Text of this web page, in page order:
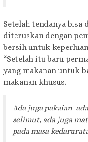
Setelah tendanya bisa
diteruskan dengan
bersih untuk
“Setelah itu baru
yang makanan untuk
makanan khusus.
Ada juga pakaian,
selimut, ada juga
pada masa